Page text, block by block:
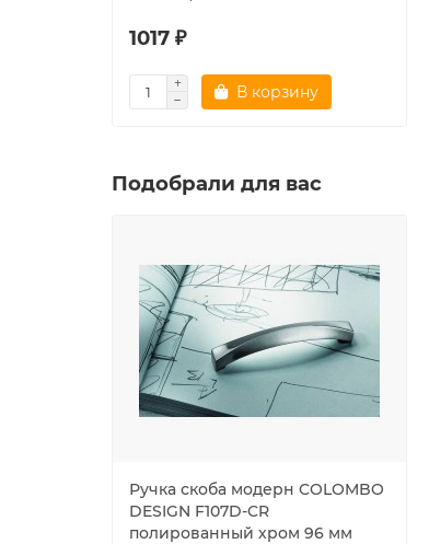
1017 ₽
В корзину
Подобрали для вас
Ручка скоба модерн COLOMBO
DESIGN F107D-CR
полированный хром 96 мм